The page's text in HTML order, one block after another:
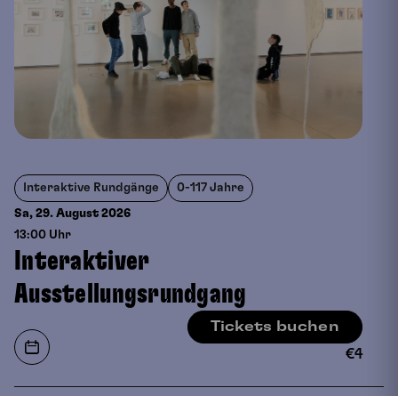
Interaktive Rundgänge 0-117 Jahre
Sa, 29. August 2026
13:00 Uhr
Interaktiver
Ausstellungsrundgang
Tickets buchen
€4